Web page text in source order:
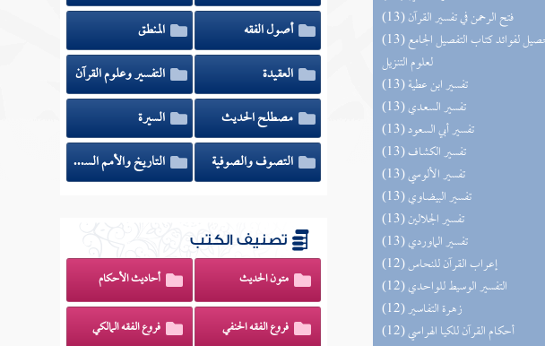
(13) فتح الرحمن في تفسير القرآن
(13) التحصيل لفوائد كتاب التفصيل الجامع
لعلوم التنزيل
(13) تفسير ابن عطية
(13) تفسير السعدي
(13) تفسير أبي السعود
(13) تفسير الكشاف
(13) تفسير الألوسي
(13) تفسير البيضاوي
(13) تفسير الجلالين
(13) تفسير الماوردي
(12) إعراب القرآن للنحاس
(12) التفسير الوسيط للواحدي
(12) زهرة التفاسير
(12) أحكام القرآن للكيا الهراسي
أصول الفقه
المنطق
العقيدة
التفسير وعلوم القرآن
مصطلح الحديث
السيرة
التصوف والصوفية
التاريخ والأمم السابقة
تصنيف الكتب
متون الحديث أحاديث الأحكام
فروع الفقه الحنفي فروع الفقه المالكي